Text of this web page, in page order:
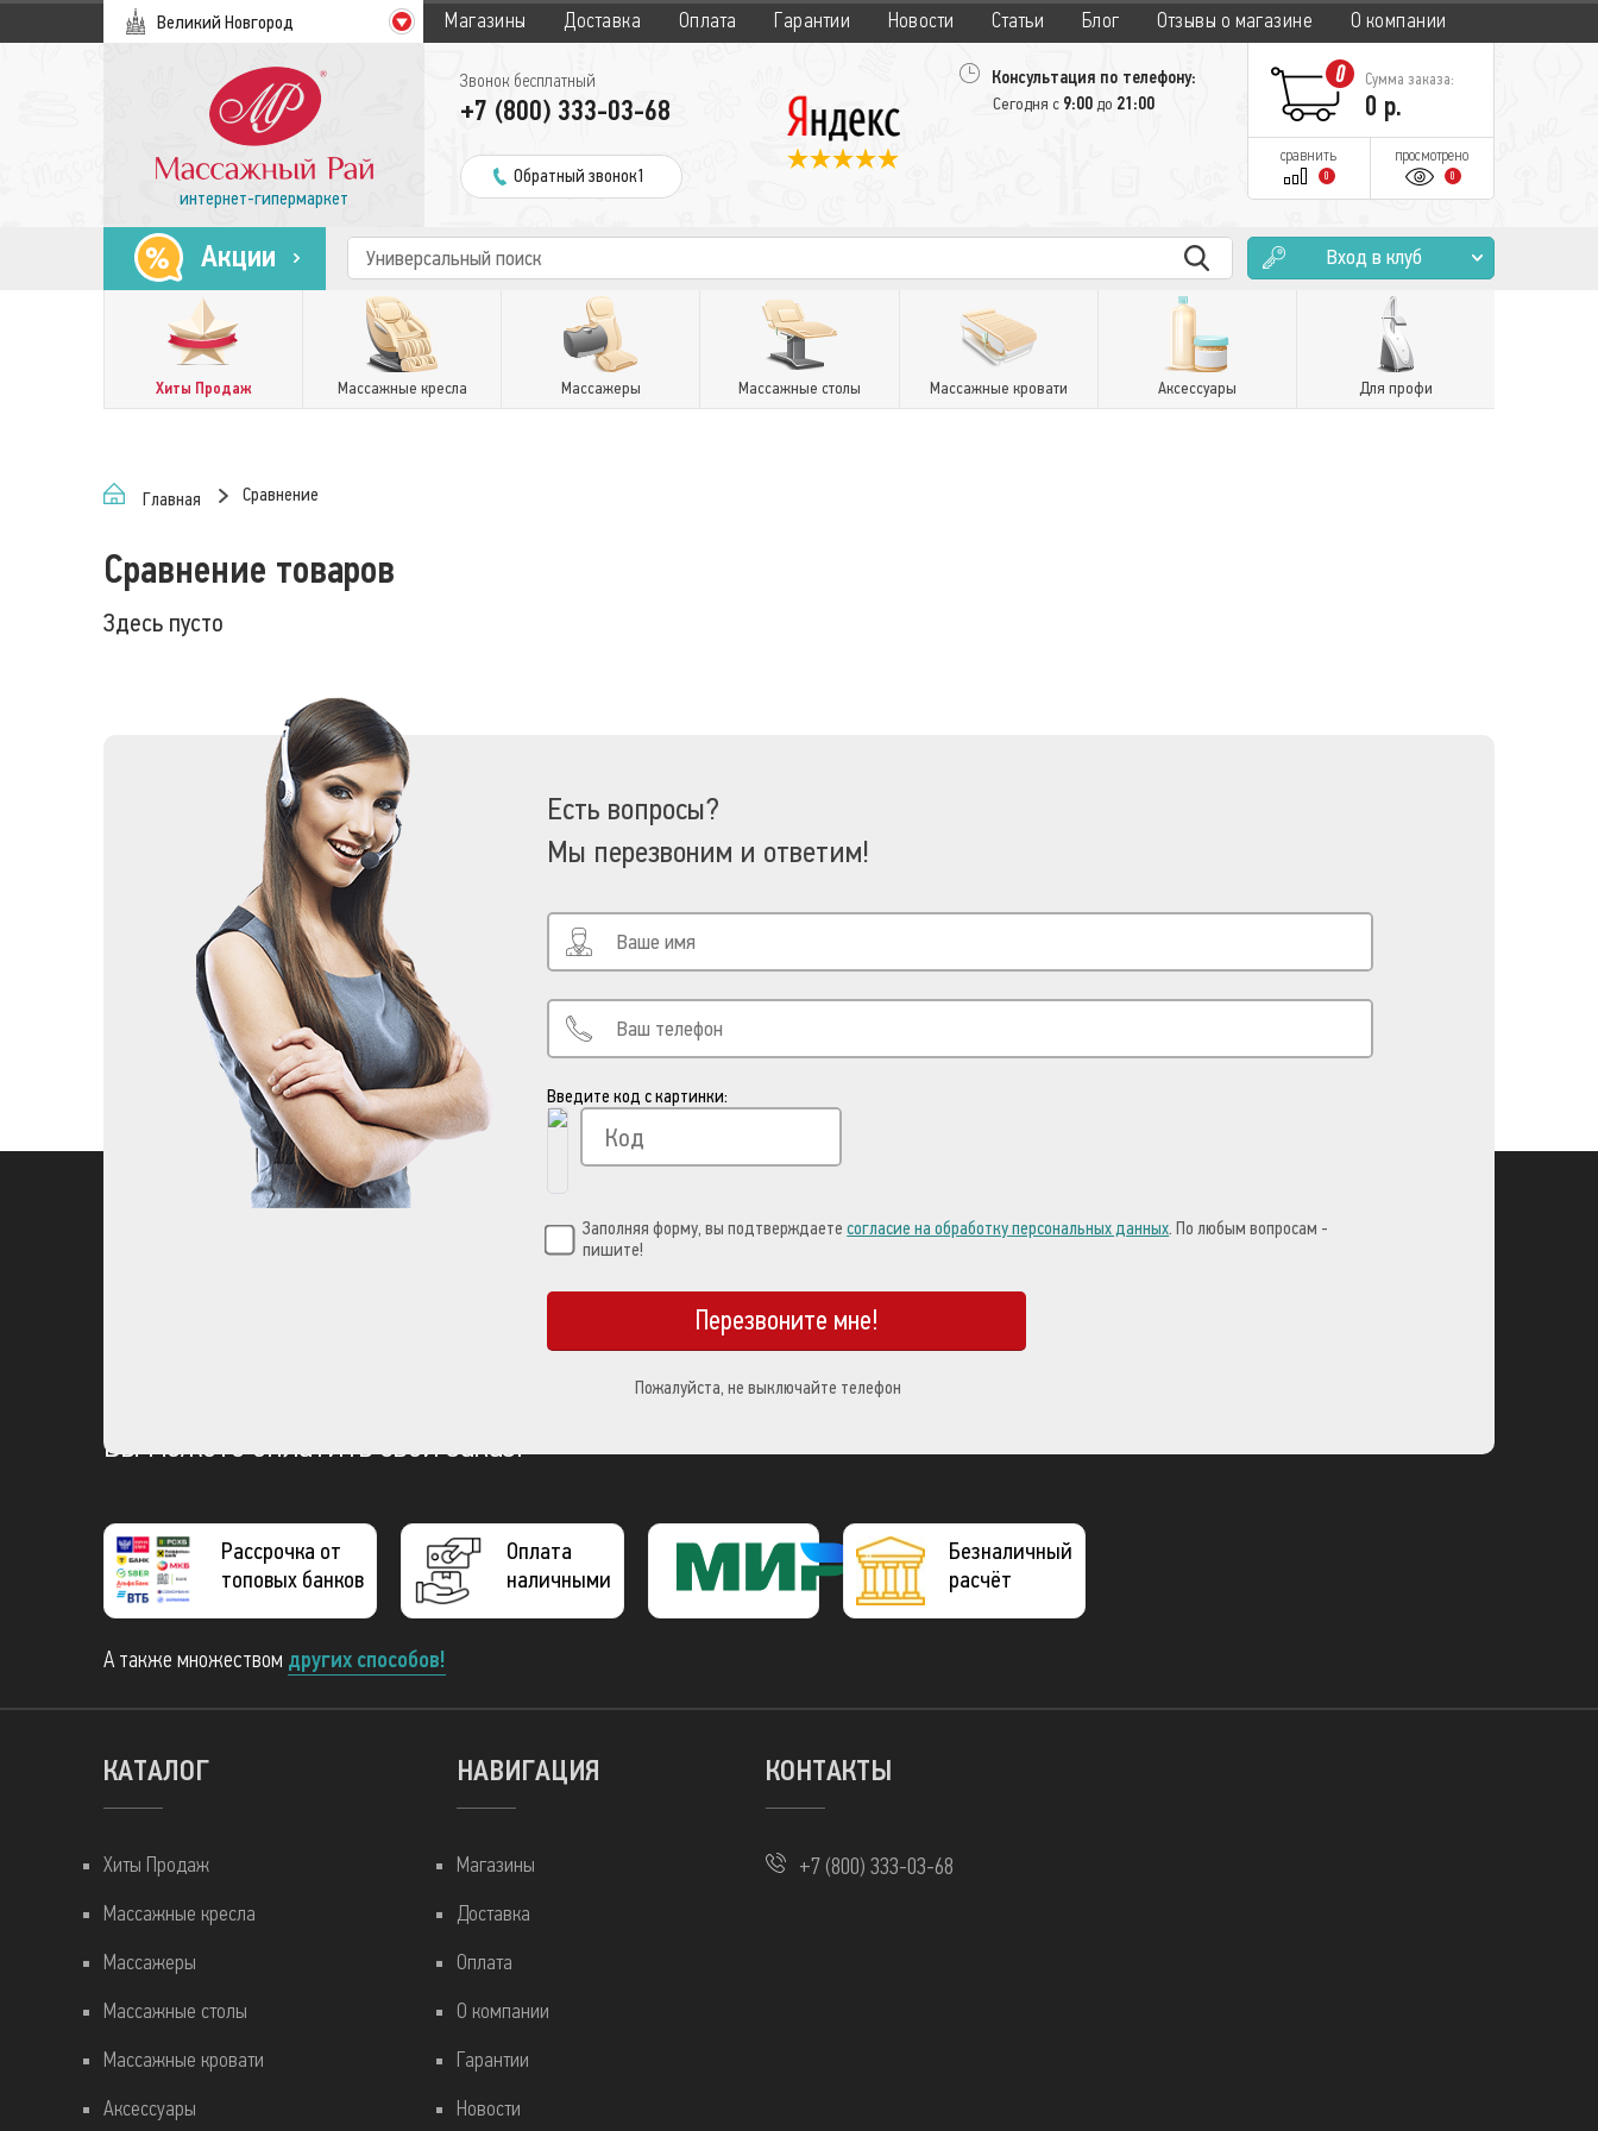
Великий Новгород Магазины Доставка Оплата Гарантии Новости Статьи Блог Отзывы о магазине О компании
интернет-гипермаркет
Звонок бесплатный
+7 (800) 333-03-68
Обратный звонок1
Консультация по телефону:
Сегодня с 9:00до 21:00
0 Сумма заказа:
0 р.
сравнить
0
просмотрено
0
Акции Вход в клуб
Хиты Продаж Массажные кресла Массажеры Массажные столы Массажные кровати Аксессуары Для профи
Главная Сравнение
Сравнение товаров
Здесь пусто
Есть вопросы?
Мы перезвоним и ответим!
Введите код с картинки:
Заполняя форму, вы подтверждаетесогласие на обработку персональных данных. По любым вопросам -
пишите!
Перезвоните мне!
Пожалуйста, не выключайте телефон
Вы можете оплатить свой заказ:
Рассрочка от
топовых банков
Оплата
наличными
Платежная
система
МИР
Безналичный
расчёт
А также множеством других способов!
КАТАЛОГ
Хиты Продаж
Массажные кресла
Массажеры
Массажные столы
Массажные кровати
Аксессуары
НАВИГАЦИЯ
Магазины
Доставка
Оплата
О компании
Гарантии
Новости
КОНТАКТЫ
+7 (800) 333-03-68